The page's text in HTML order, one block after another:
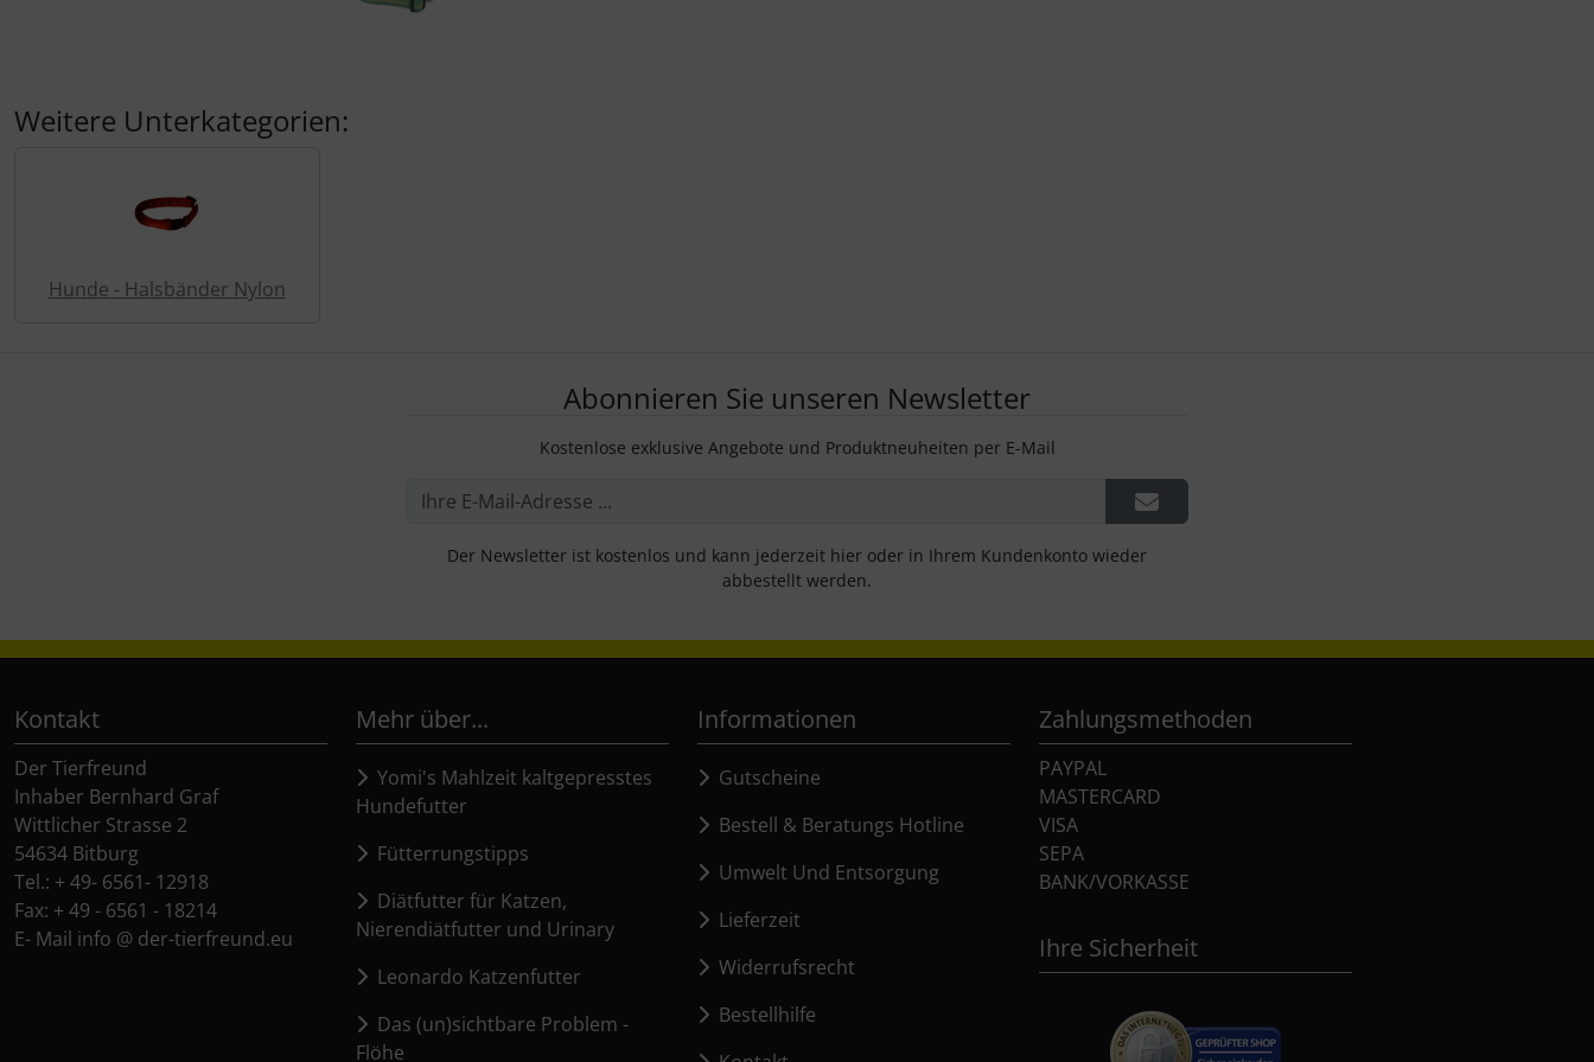
Weitere Unterkategorien:
Hunde - Halsbänder Nylon
Abonnieren Sie unseren Newsletter
Kostenlose exklusive Angebote und Produktneuheiten per E-Mail
Der Newsletter ist kostenlos und kann jederzeit hier oder in Ihrem Kundenkonto wieder
abbestellt werden.
Kontakt
Der Tierfreund
Inhaber Bernhard Graf
Wittlicher Strasse 2
54634 Bitburg
Tel.: + 49- 6561- 12918
Fax: + 49 - 6561 - 18214
E- Mail info @ der-tierfreund.eu
Mehr über...
Yomi's Mahlzeit kaltgepresstes
Hundefutter
Fütterrungstipps
Diätfutter für Katzen,
Nierendiätfutter und Urinary
Leonardo Katzenfutter
Das (un)sichtbare Problem -
Flöhe
Informationen
Gutscheine
Bestell & Beratungs Hotline
Umwelt Und Entsorgung
Lieferzeit
Widerrufsrecht
Bestellhilfe
Zahlungsmethoden
PAYPAL
MASTERCARD
VISA
SEPA
BANK/VORKASSE
Ihre Sicherheit
Rinti Singlefleisch